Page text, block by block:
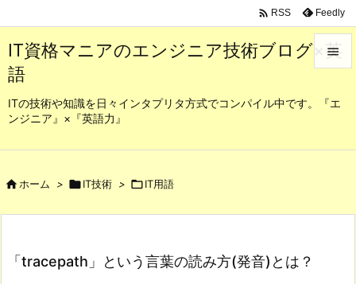
IT資格マニアのエンジニア技術ブログ×英
語
ITの技術や知識を日々インタプリタ方式でコンパイル中です。『エ
ンジニア』×『英語力』

メニュ
 RSS Feedly
ホーム > IT技術 > IT用語
「tracepath」という言葉の読み方(発音)とは？